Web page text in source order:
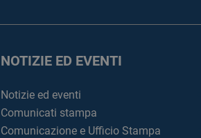
NOTIZIE ED EVENTI
Notizie ed eventi
Comunicati stampa
Comunicazione e Ufficio Stampa